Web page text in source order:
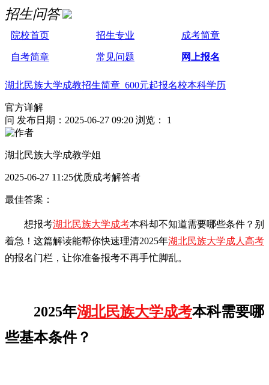
招生问答
院校首页 招生专业 成考简章
自考简章 常见问题 网上报名
湖北民族大学成教招生简章 600元起报名校本科学历
官方详解
问 发布日期：2025-06-27 09:20 浏览： 1
湖北民族大学成教学姐
2025-06-27 11:25优质成考解答者
最佳答案：
想报考湖北民族大学成考本科却不知道需要哪些条件？别
着急！这篇解读能帮你快速理清2025年湖北民族大学成人高考
的报名门栏，让你准备报考不再手忙脚乱。
2025年湖北民族大学成考本科需要哪
些基本条件？